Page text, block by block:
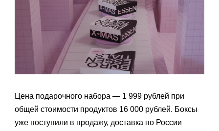
Цена подарочного набора — 1 999 рублей при
общей стоимости продуктов 16 000 рублей. Боксы
уже поступили в продажу, доставка по России